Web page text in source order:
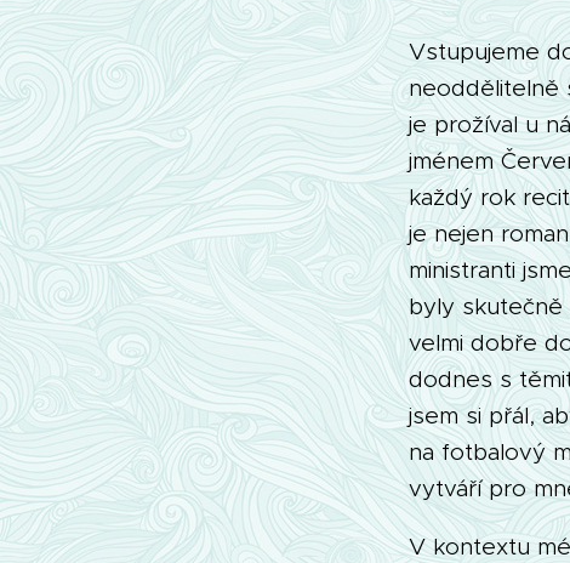
Vstupujeme
neoddělitelně
je prožíval u
jménem
každý rok
je nejen
ministranti
byly skutečně
velmi dobře
dodnes s
jsem si přál,
na fotbalový
vytváří pro
V kontextu